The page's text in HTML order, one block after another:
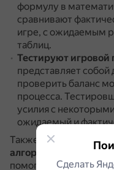
формулу в
сравнивают
игре, с ожидаемым
таблиц.
Тестируют игровой
представляет
проверить баланс
процесса.
усилия с
ожидаемый и
Также для
алгоритмы
помогают Сделать